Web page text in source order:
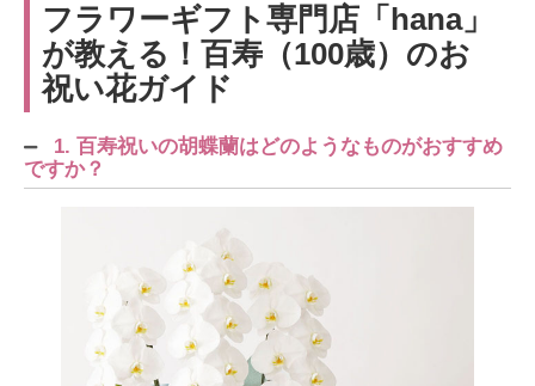
フラワーギフト専門店「hana」
が教える！百寿（100歳）のお
祝い花ガイド
1. 百寿祝いの胡蝶蘭はどのようなものがおすすめ
ですか？